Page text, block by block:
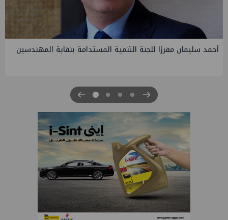
PMS تنهي أعمال إنزال الخطوط البحرية الثلاث بمشروع المرحلة